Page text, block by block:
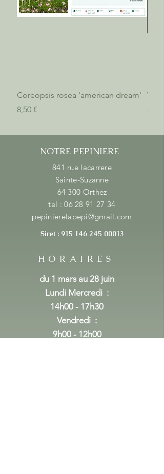
Coreopsis rosea 'american dream'
Prix
8,50 €
Prix
8,50 €
NOTRE PEPINIERE
841 rue lacarrere
Sainte-Suzanne
64 300 Orthez
tel :06 28 91 27 34
pepinierelapepi@gmail.com
Siret : 915 146 245 00013
du 1 mars au 28 juin
Lundi Mercredi :
14h00 - 17h30
Vendredi :
9h00 - 12h00
HORAIRES